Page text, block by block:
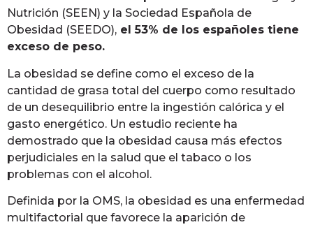
Nutrición (SEEN) y la Sociedad Española de
Obesidad (SEEDO), el 53% de los españoles tiene
exceso de peso.
La obesidad se define como el exceso de la
cantidad de grasa total del cuerpo como resultado
de un desequilibrio entre la ingestión calórica y el
gasto energético. Un estudio reciente ha
demostrado que la obesidad causa más efectos
perjudiciales en la salud que el tabaco o los
problemas con el alcohol.
Definida por la OMS, la obesidad es una enfermedad
multifactorial que favorece la aparición de